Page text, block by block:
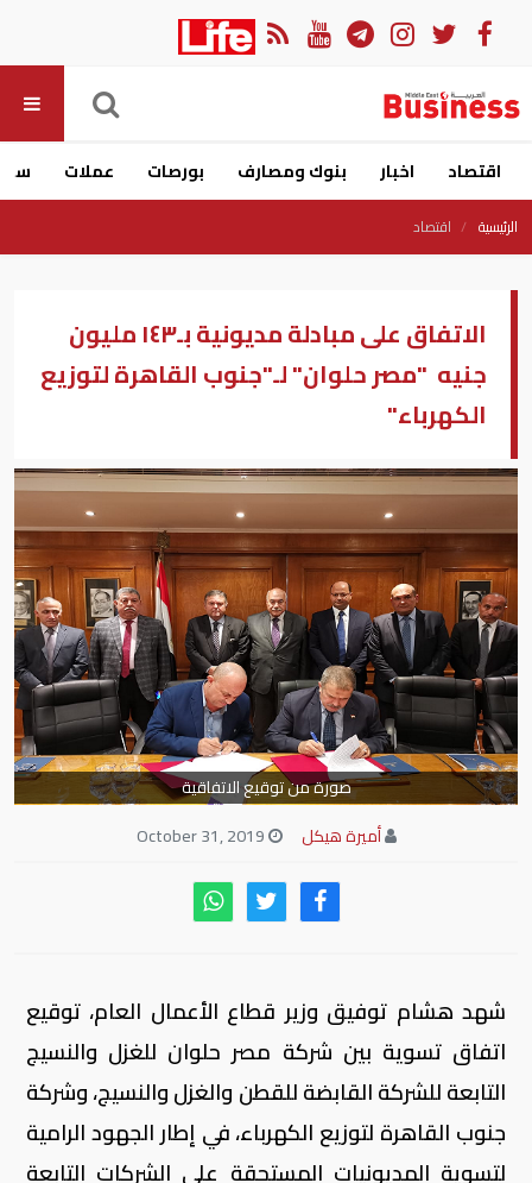
اقتصاد اخبار بنوك ومصارف بورصات عملات
الرئيسية اقتصاد
الاتفاق على مبادلة مديونية بـ١٤٣ مليون
جنيه "مصر حلوان" لـ"جنوب القاهرة لتوزيع
الكهرباء"
صورة من توقيع الاتفاقية
أميرة هيكل
شهد هشام توفيق وزير قطاع الأعمال العام، توقيع
اتفاق تسوية بين شركة مصر حلوان للغزل والنسيج
التابعة للشركة القابضة للقطن والغزل والنسيج، وشركة
جنوب القاهرة لتوزيع الكهرباء، في إطار الجهود الرامية
لتسوية المديونيات المستحقة على الشركات التابعة